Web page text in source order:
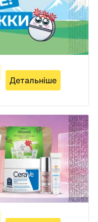
Детальніше